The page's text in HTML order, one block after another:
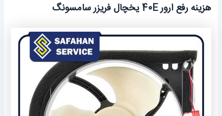
هزینه رفع ارور 40E یخچال فریزر سامسونگ